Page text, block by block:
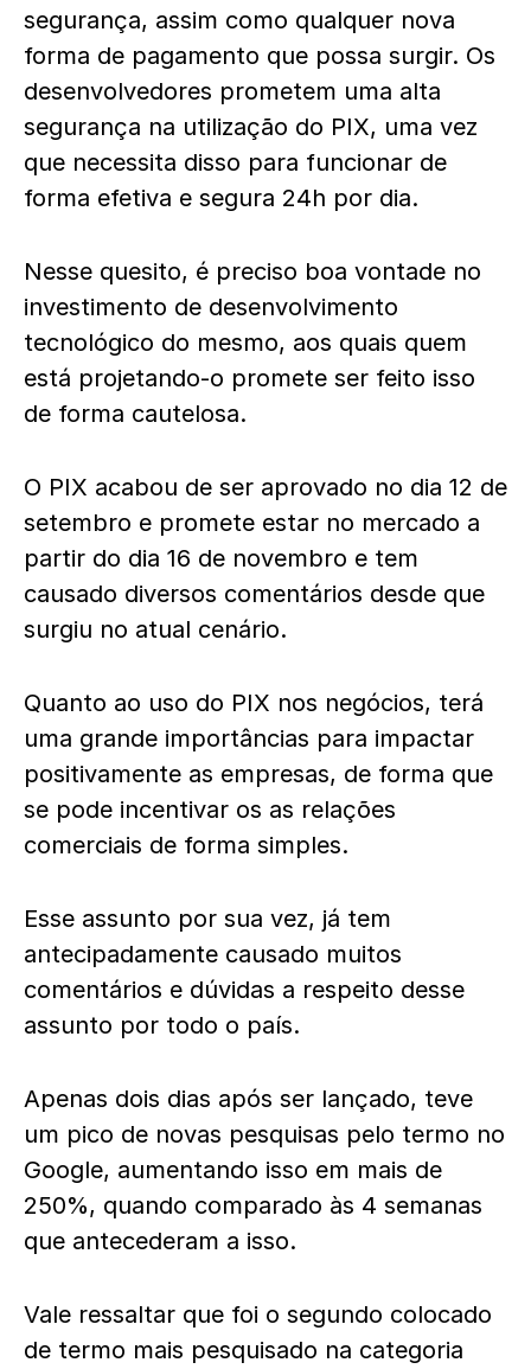
segurança, assim como qualquer nova
forma de pagamento que possa surgir. Os
desenvolvedores prometem uma alta
segurança na utilização do PIX, uma vez
que necessita disso para funcionar de
forma efetiva e segura 24h por dia.
Nesse quesito, é preciso boa vontade no
investimento de desenvolvimento
tecnológico do mesmo, aos quais quem
está projetando-o promete ser feito isso
de forma cautelosa.
O PIX acabou de ser aprovado no dia 12 de
setembro e promete estar no mercado a
partir do dia 16 de novembro e tem
causado diversos comentários desde que
surgiu no atual cenário.
Quanto ao uso do PIX nos negócios, terá
uma grande importâncias para impactar
positivamente as empresas, de forma que
se pode incentivar os as relações
comerciais de forma simples.
Esse assunto por sua vez, já tem
antecipadamente causado muitos
comentários e dúvidas a respeito desse
assunto por todo o país.
Apenas dois dias após ser lançado, teve
um pico de novas pesquisas pelo termo no
Google, aumentando isso em mais de
250%, quando comparado às 4 semanas
que antecederam a isso.
Vale ressaltar que foi o segundo colocado
de termo mais pesquisado na categoria